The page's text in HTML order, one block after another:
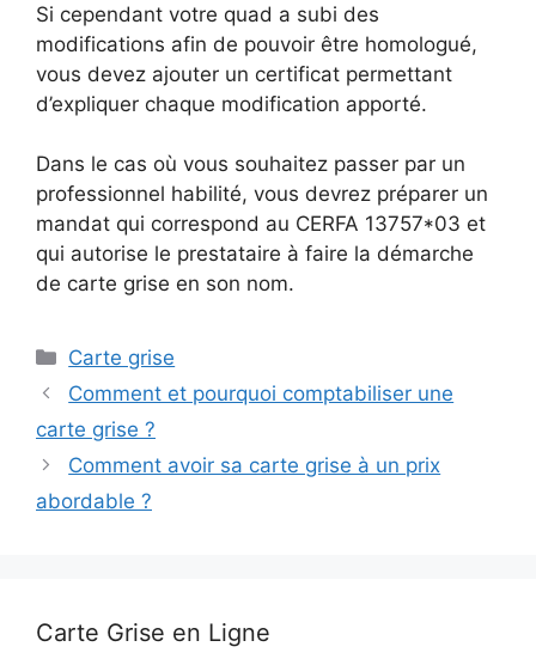
Si cependant votre quad a subi des
modifications afin de pouvoir être homologué,
vous devez ajouter un certificat permettant
d’expliquer chaque modification apporté.
Dans le cas où vous souhaitez passer par un
professionnel habilité, vous devrez préparer un
mandat qui correspond au CERFA 13757*03 et
qui autorise le prestataire à faire la démarche
de carte grise en son nom.
Catégories
Carte grise
Comment et pourquoi comptabiliser une
carte grise ?
Comment avoir sa carte grise à un prix
abordable ?
Carte Grise en Ligne